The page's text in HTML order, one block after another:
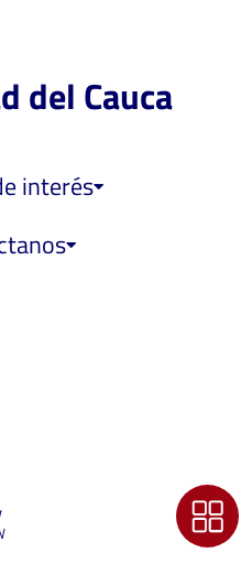
del Cauca
interés